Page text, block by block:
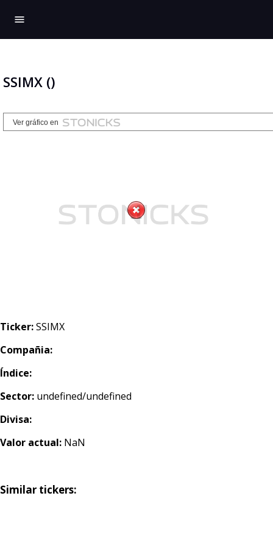
menu
SSIMX ()
Ticker:SSIMX
Compañia:
Índice:
Sector: undefined/undefined
Divisa:
Valor actual: NaN
Similar tickers: